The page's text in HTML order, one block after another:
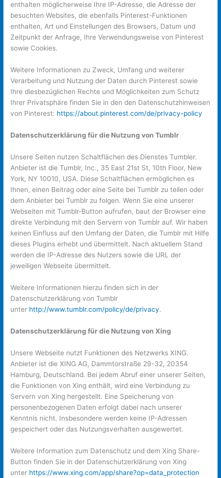
enthalten möglicherweise Ihre IP-Adresse, die Adresse der
besuchten Websites, die ebenfalls Pinterest-Funktionen
enthalten, Art und Einstellungen des Browsers, Datum und
Zeitpunkt der Anfrage, Ihre Verwendungsweise von Pinterest
sowie Cookies.
Weitere Informationen zu Zweck, Umfang und weiterer
Verarbeitung und Nutzung der Daten durch Pinterest sowie
Ihre diesbezüglichen Rechte und Möglichkeiten zum Schutz
Ihrer Privatsphäre finden Sie in den den Datenschutzhinweisen
von Pinterest: https://about.pinterest.com/de/privacy-policy
Datenschutzerklärung für die Nutzung von Tumblr
Unsere Seiten nutzen Schaltflächen des Dienstes Tumbler.
Anbieter ist die Tumblr, Inc., 35 East 21st St, 10th Floor, New
York, NY 10010, USA. Diese Schaltflächen ermöglichen es
Ihnen, einen Beitrag oder eine Seite bei Tumblr zu teilen oder
dem Anbieter bei Tumblr zu folgen. Wenn Sie eine unserer
Webseiten mit Tumblr-Button aufrufen, baut der Browser eine
direkte Verbindung mit den Servern von Tumblr auf. Wir haben
keinen Einfluss auf den Umfang der Daten, die Tumblr mit Hilfe
dieses Plugins erhebt und übermittelt. Nach aktuellem Stand
werden die IP-Adresse des Nutzers sowie die URL der
jeweiligen Webseite übermittelt.
Weitere Informationen hierzu finden sich in der
Datenschutzerklärung von Tumblr
unter http://www.tumblr.com/policy/de/privacy.
Datenschutzerklärung für die Nutzung von Xing
Unsere Webseite nutzt Funktionen des Netzwerks XING.
Anbieter ist die XING AG, Dammtorstraße 29-32, 20354
Hamburg, Deutschland. Bei jedem Abruf einer unserer Seiten,
die Funktionen von Xing enthält, wird eine Verbindung zu
Servern von Xing hergestellt. Eine Speicherung von
personenbezogenen Daten erfolgt dabei nach unserer
Kenntnis nicht. Insbesondere werden keine IP-Adressen
gespeichert oder das Nutzungsverhalten ausgewertet.
Weitere Information zum Datenschutz und dem Xing Share-
Button finden Sie in der Datenschutzerklärung von Xing
unter https://www.xing.com/app/share?op=data_protection